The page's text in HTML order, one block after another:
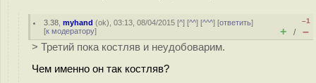
3.38 ,myhand (ok), 03:13, 08/04/2015 [^] [^^] [^^^] [ответить]
[к модератору]
–1
+ / –
> Третий пока костляв и неудобоварим.
Чем именно он так костляв?